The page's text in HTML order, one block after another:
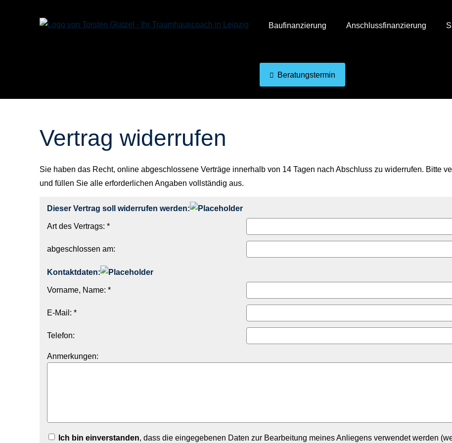
Baufinanzierung Anschlussfinanzierung
Beratungstermin
Vertrag widerrufen
Sie haben das Recht, online abgeschlossene Verträge innerhalb von 14 Tagen nach Abschluss zu widerrufen. Bitte
und füllen Sie alle erforderlichen Angaben vollständig aus.
Dieser Vertrag soll widerrufen werden:
Art des Vertrags: *
abgeschlossen am:
Kontaktdaten:
Vorname, Name: *
E-Mail: *
Telefon:
Anmerkungen:
Ich bin einverstanden, dass die eingegebenen Daten zur Bearbeitung meines Anliegens verwendet werden